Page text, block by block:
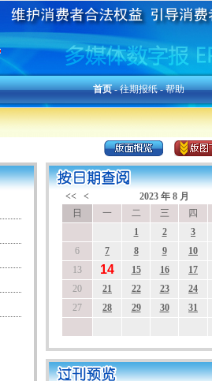
首页-往期报纸-帮助